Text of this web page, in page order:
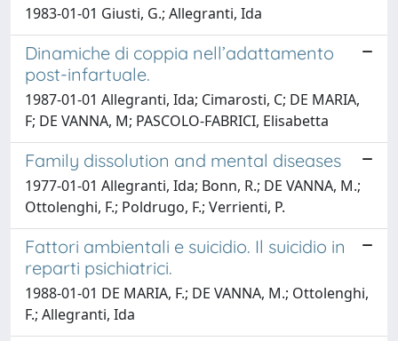
1983-01-01 Giusti, G.; Allegranti, Ida
Dinamiche di coppia nell’adattamento
post-infartuale.
1987-01-01 Allegranti, Ida; Cimarosti, C; DE MARIA,
F; DE VANNA, M; PASCOLO-FABRICI, Elisabetta
Family dissolution and mental diseases
1977-01-01 Allegranti, Ida; Bonn, R.; DE VANNA, M.;
Ottolenghi, F.; Poldrugo, F.; Verrienti, P.
Fattori ambientali e suicidio. Il suicidio in
reparti psichiatrici.
1988-01-01 DE MARIA, F.; DE VANNA, M.; Ottolenghi,
F.; Allegranti, Ida